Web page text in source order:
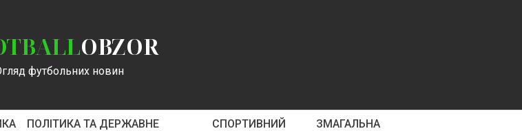
OBZOR
футбольних новин
ПОЛІТИКА ТА ДЕРЖАВНЕ
СПОРТИВНИЙ
ЗМАГАЛЬНА